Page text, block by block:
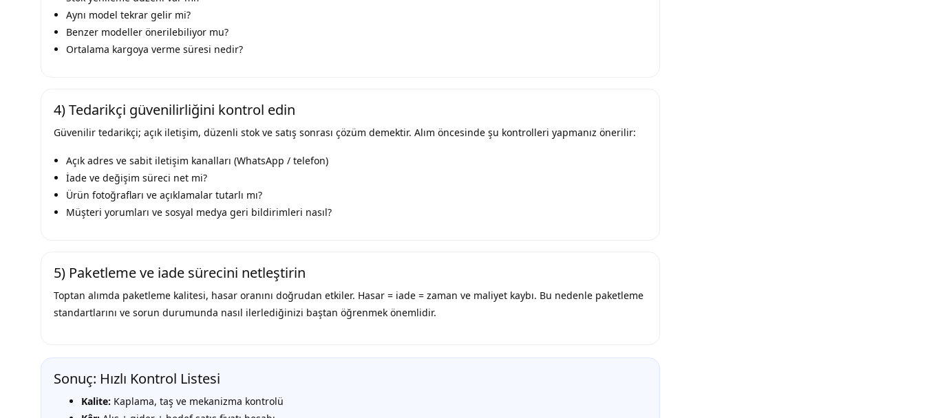
Aynı model tekrar gelir mi?
Benzer modeller önerilebiliyor mu?
Ortalama kargoya verme süresi nedir?
4) Tedarikçi güvenilirliğini kontrol edin
Güvenilir tedarikçi; açık iletişim, düzenli stok ve satış sonrası çözüm demektir. Alım öncesinde şu kontrolleri yapmanız önerilir:
Açık adres ve sabit iletişim kanalları (WhatsApp / telefon)
İade ve değişim süreci net mi?
Ürün fotoğrafları ve açıklamalar tutarlı mı?
Müşteri yorumları ve sosyal medya geri bildirimleri nasıl?
5) Paketleme ve iade sürecini netleştirin
Toptan alımda paketleme kalitesi, hasar oranını doğrudan etkiler. Hasar = iade = zaman ve maliyet kaybı. Bu nedenle paketleme
standartlarını ve sorun durumunda nasıl ilerlediğinizi baştan öğrenmek önemlidir.
Sonuç: Hızlı Kontrol Listesi
Kalite: Kaplama, taş ve mekanizma kontrolü